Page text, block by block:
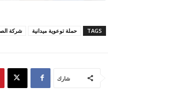
TAGS حملة توعوية ميدانية شركة
شارك